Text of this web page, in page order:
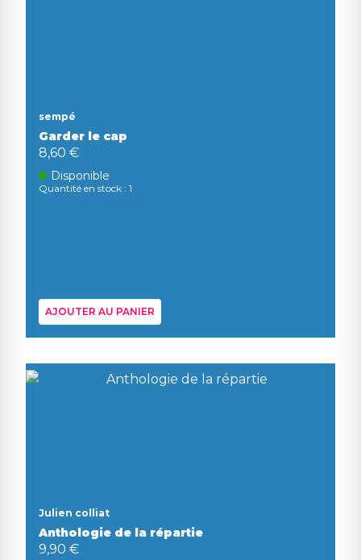
sempé
Garder le cap
8,60 €
Disponible
Quantité en stock : 1
AJOUTER AU PANIER
Julien colliat
Anthologie de la répartie
9,90 €